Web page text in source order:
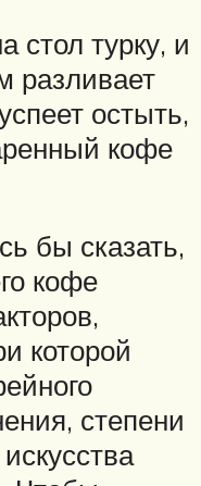
стол турку, и
разливает
остыть,
кофе
бы сказать,
кофе
которой
степени